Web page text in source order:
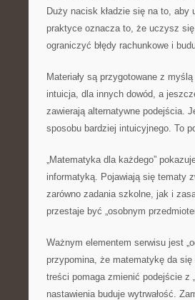
Duży nacisk kładzie się na to, aby
praktyce oznacza to, że uczysz
ograniczyć błędy rachunkowe i
Materiały są przygotowane z
intuicja, dla innych dowód, a
zawierają alternatywne podejścia.
sposobu bardziej intuicyjnego. To
„Matematyka dla każdego”
informatyką. Pojawiają się tematy
zarówno zadania szkolne, jak i
przestaje być „osobnym
Ważnym elementem serwisu jest
przypomina, że matematykę da
treści pomaga zmienić podejście z
nastawienia buduje wytrwałość.